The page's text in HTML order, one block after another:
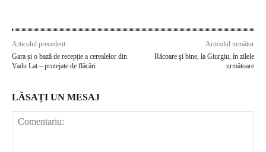
Articolul precedent
Gara și o bază de recepție a cerealelor din
Vadu Lat – protejate de flăcări
Articolul următor
Răcoare şi bine, la Giurgiu, în zilele
următoare
LĂSAȚI UN MESAJ